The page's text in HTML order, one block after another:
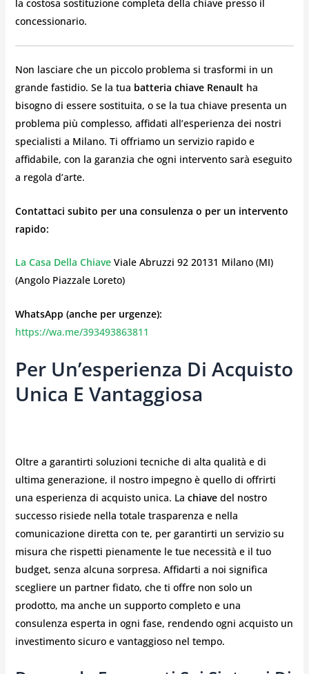
la costosa sostituzione completa della chiave presso il
concessionario.
Non lasciare che un piccolo problema si trasformi in un
grande fastidio. Se la tua batteria chiave Renaultha
bisogno di essere sostituita, o se la tua chiave presenta un
problema più complesso, affidati all’esperienza dei nostri
specialisti a Milano. Ti offriamo un servizio rapido e
affidabile, con la garanzia che ogni intervento sarà eseguito
a regola d’arte.
Contattaci subito per una consulenza o per un intervento
rapido:
La Casa Della ChiaveViale Abruzzi 92 20131 Milano (MI)
(Angolo Piazzale Loreto)
WhatsApp (anche per urgenze):
https://wa.me/393493863811
Per Un’esperienza Di Acquisto
Unica E Vantaggiosa
Oltre a garantirti soluzioni tecniche di alta qualità e di
ultima generazione, il nostro impegno è quello di offrirti
una esperienza di acquisto unica. La chiavedel nostro
successo risiede nella totale trasparenza e nella
comunicazione diretta con te, per garantirti un servizio su
misura che rispetti pienamente le tue necessità e il tuo
budget, senza alcuna sorpresa. Affidarti a noi significa
scegliere un partner fidato, che ti offre non solo un
prodotto, ma anche un supporto completo e una
consulenza esperta in ogni fase, rendendo ogni acquisto un
investimento sicuro e vantaggioso nel tempo.